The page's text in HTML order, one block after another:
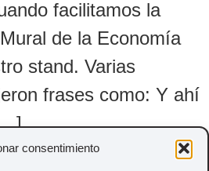
consentimiento
facilitamos la
de la Economía
stand. Varias
frases como: Y ahí
Siguiente→